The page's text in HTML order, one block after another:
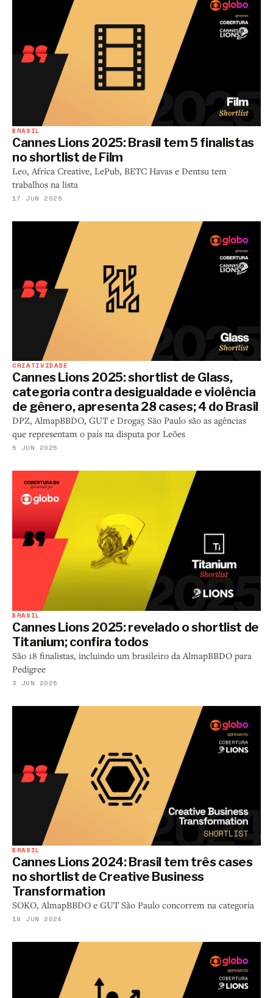
BRASIL
Cannes Lions 2025: Brasil tem 5 finalistas
no shortlist de Film
Leo, Africa Creative, LePub, BETC Havas e Dentsu tem
trabalhos na lista
17 JUN 2025
CRIATIVIDADE
Cannes Lions 2025: shortlist de Glass,
categoria contra desigualdade e violência
de gênero, apresenta 28 cases; 4 do Brasil
DPZ, AlmapBBDO, GUT e Droga5 São Paulo são as agências
que representam o país na disputa por Leões
5 JUN 2025
BRASIL
Cannes Lions 2025: revelado o shortlist de
Titanium; confira todos
São 18 finalistas, incluindo um brasileiro da AlmapBBDO para
Pedigree
3 JUN 2025
BRASIL
Cannes Lions 2024: Brasil tem três cases
no shortlist de Creative Business
Transformation
SOKO, AlmapBBDO e GUT São Paulo concorrem na categoria
18 JUN 2024